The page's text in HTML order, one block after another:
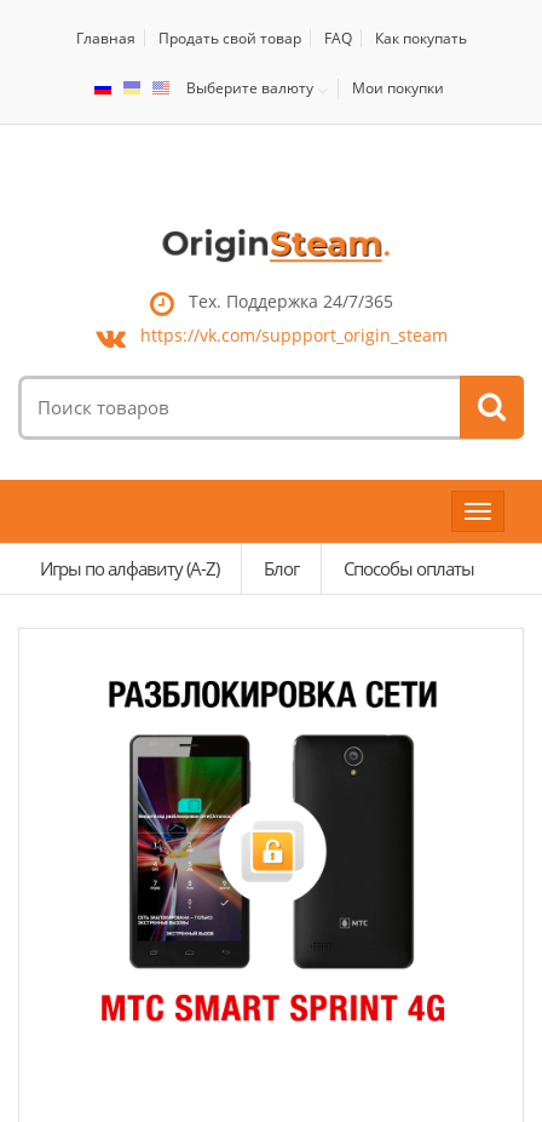
Главная Продать свой товар FAQ Как покупать
Выберите валюту Мои покупки
Тех. Поддержка 24/7/365
https://vk.com/suppport_origin_steam
товаров:
Toggle
Игры по алфавиту (A-Z)
Блог Способы оплаты